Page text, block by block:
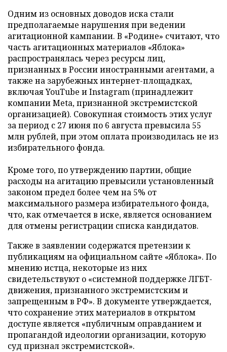
Одним из основных доводов иска стали
предполагаемые нарушения при ведении
агитационной кампании. В «Родине» считают, что
часть агитационных материалов «Яблока»
распространялась через ресурсы лиц,
признанных в России иностранными агентами, а
также на зарубежных интернет-площадках,
включая YouTube и Instagram (принадлежит
компании Meta, признанной экстремистской
организацией). Совокупная стоимость этих услуг
за период с 27 июня по 6 августа превысила 55
млн рублей, при этом оплата производилась не из
избирательного фонда.
Кроме того, по утверждению партии, общие
расходы на агитацию превысили установленный
законом предел более чем на 5% от
максимального размера избирательного фонда,
что, как отмечается в иске, является основанием
для отмены регистрации списка кандидатов.
Также в заявлении содержатся претензии к
публикациям на официальном сайте «Яблока». По
мнению истца, некоторые из них
свидетельствуют о «системной поддержке ЛГБТ-
движения, признанного экстремистским и
запрещенным в РФ». В документе утверждается,
что сохранение этих материалов в открытом
доступе является «публичным оправданием и
пропагандой идеологии организации, которую
суд признал экстремистской».